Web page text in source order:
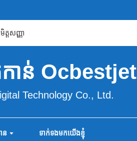
ាន់ Ocbestjet
Technology Co., Ltd.
ន ទាក់ទងមកយើងខ្ញុំ